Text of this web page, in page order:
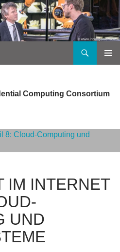
Computing Consortium
IM INTERNET
UND